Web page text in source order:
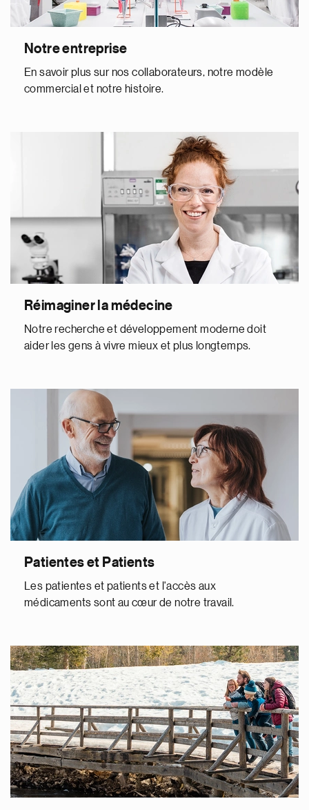
Notre entreprise
En savoir plus sur nos collaborateurs, notre modèle
commercial et notre histoire.
Réimaginer la médecine
Notre recherche et développement moderne doit
aider les gens à vivre mieux et plus longtemps.
Patientes et Patients
Les patientes et patients et l'accès aux
médicaments sont au cœur de notre travail.